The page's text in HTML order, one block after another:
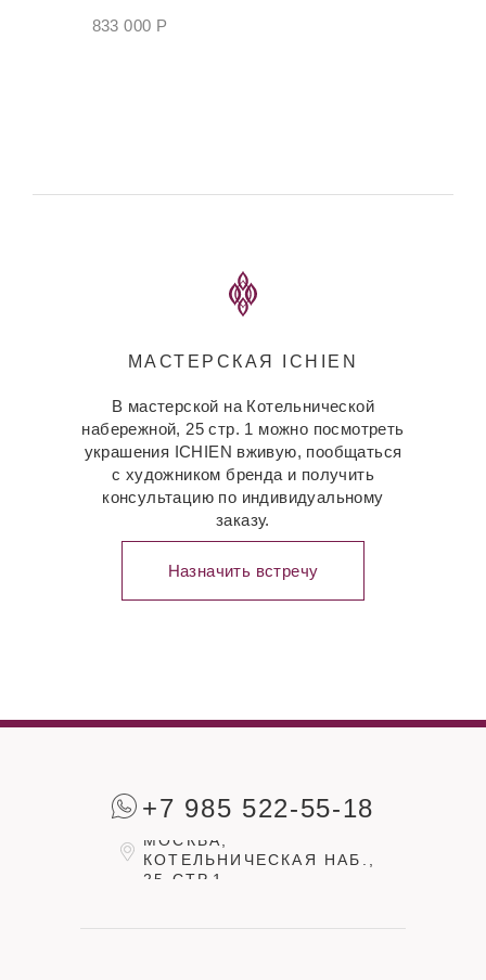
833 000 Р
МАСТЕРСКАЯ ICHIEN
В мастерской на Котельнической
набережной, 25 стр. 1 можно посмотреть
украшения ICHIEN вживую, пообщаться
с художником бренда и получить
консультацию по индивидуальному
заказу.
Назначить встречу
+7 985 522-55-18
МОСКВА,
КОТЕЛЬНИЧЕСКАЯ НАБ.,
25 СТР.1